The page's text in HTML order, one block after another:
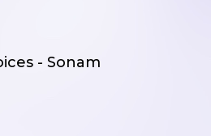
- Sonam